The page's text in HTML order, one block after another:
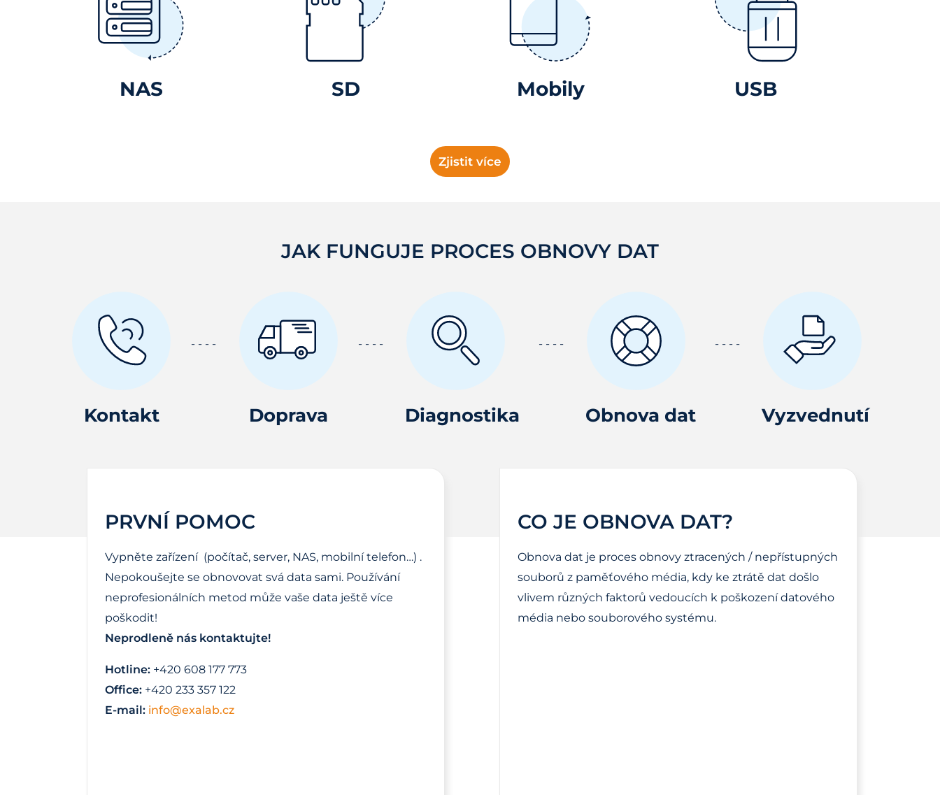
NAS SD Mobily USB
Zjistit více
JAK FUNGUJE PROCES OBNOVY DAT
Kontakt Doprava Diagnostika Obnova dat Vyzvednutí
PRVNÍ POMOC
Vypněte zařízení (počítač, server, NAS, mobilní telefon…) .
Nepokoušejte se obnovovat svá data sami. Používání
neprofesionálních metod může vaše data ještě více
poškodit!
Neprodleně nás kontaktujte!
Hotline: +420 608 177 773
Office: +420 233 357 122
E-mail: info@exalab.cz
CO JE OBNOVA DAT?
Obnova dat je proces obnovy ztracených / nepřístupných
souborů z paměťového média, kdy ke ztrátě dat došlo
vlivem různých faktorů vedoucích k poškození datového
média nebo souborového systému.